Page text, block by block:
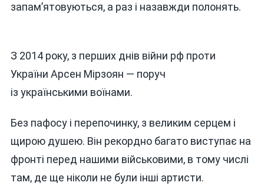
запам’ятовуються, а раз і назавжди полонять.
З 2014 року, з перших днів війни рф проти
України Арсен Мірзоян — поруч
із українськими воїнами.
Без пафосу і перепочинку, з великим серцем і
щирою душею. Він рекордно багато виступає на
фронті перед нашими військовими, в тому числі
там, де ще ніколи не були інші артисти.